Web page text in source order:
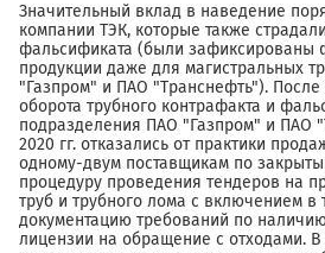
Значительный вклад в наведение
компании ТЭК, которые также
фальсификата (были зафиксированы
продукции даже для магистральных
"Газпром" и ПАО "Транснефть").
оборота трубного контрафакта и
подразделения ПАО "Газпром" и ПАО
2020 гг. отказались от практики
одному-двум поставщикам по
процедуру проведения тендеров на
труб и трубного лома с включением в
документацию требований по
лицензии на обращение с отходами. В